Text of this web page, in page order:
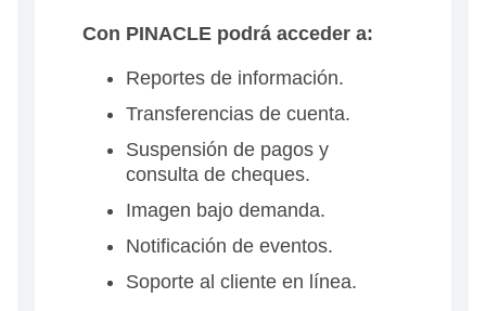
Con PINACLE podrá acceder a:
Reportes de información.
Transferencias de cuenta.
Suspensión de pagos y
consulta de cheques.
Imagen bajo demanda.
Notificación de eventos.
Soporte al cliente en línea.